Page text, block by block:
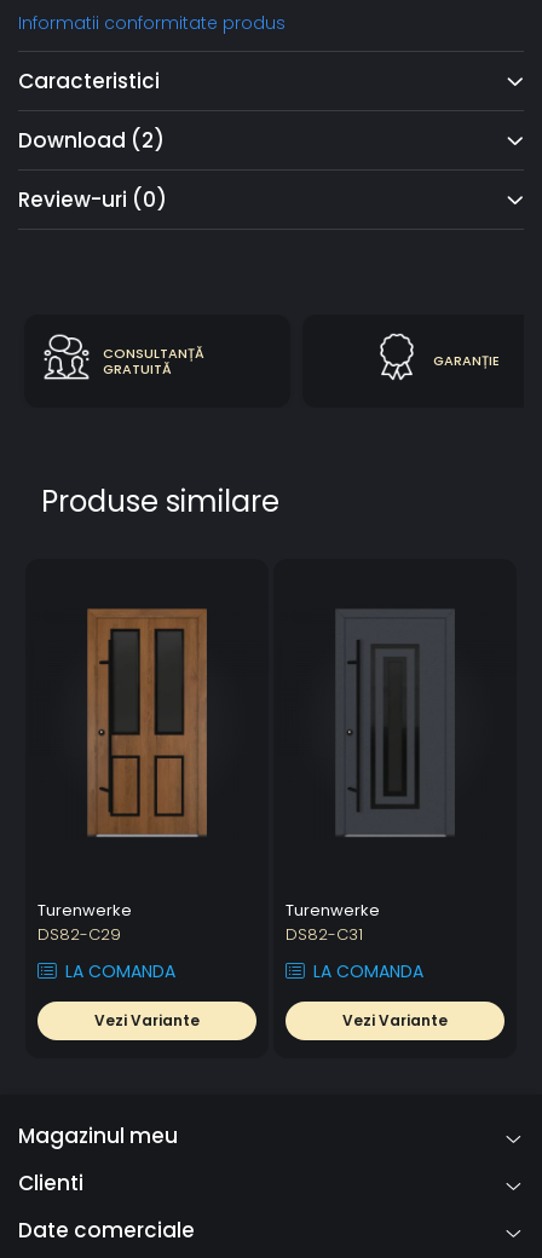
Informatii conformitate produs
Caracteristici
Download (2)
Review-uri (0)
CONSULTANȚĂ
GRATUITĂ
GARANȚIE
Produse similare
Turenwerke
DS82-C29
LA COMANDA
Vezi Variante
Turenwerke
DS82-C31
LA COMANDA
Vezi Variante
Magazinul meu
Clienti
Date comerciale